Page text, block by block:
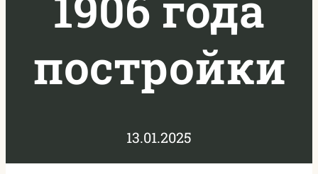
постройки
13.01.2025